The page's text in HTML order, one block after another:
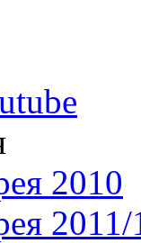
2010
2011/